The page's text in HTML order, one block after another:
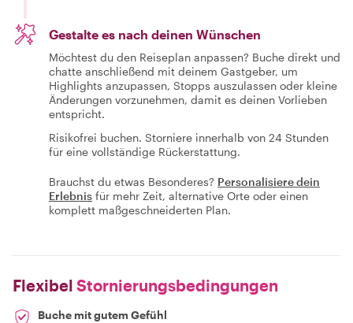
Gestalte es nach deinen Wünschen
Möchtest du den Reiseplan anpassen? Buche direkt und
chatte anschließend mit deinem Gastgeber, um
Highlights anzupassen, Stopps auszulassen oder kleine
Änderungen vorzunehmen, damit es deinen Vorlieben
entspricht.
Risikofrei buchen. Storniere innerhalb von 24 Stunden
für eine vollständige Rückerstattung.
Brauchst du etwas Besonderes? Personalisiere dein
Erlebnis für mehr Zeit, alternative Orte oder einen
komplett maßgeschneiderten Plan.
Flexibel Stornierungsbedingungen
Buche mit gutem Gefühl